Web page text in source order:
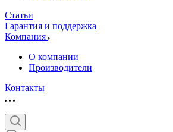
Статьи
Гарантия и поддержка
Компания
О компании
Производители
Контакты